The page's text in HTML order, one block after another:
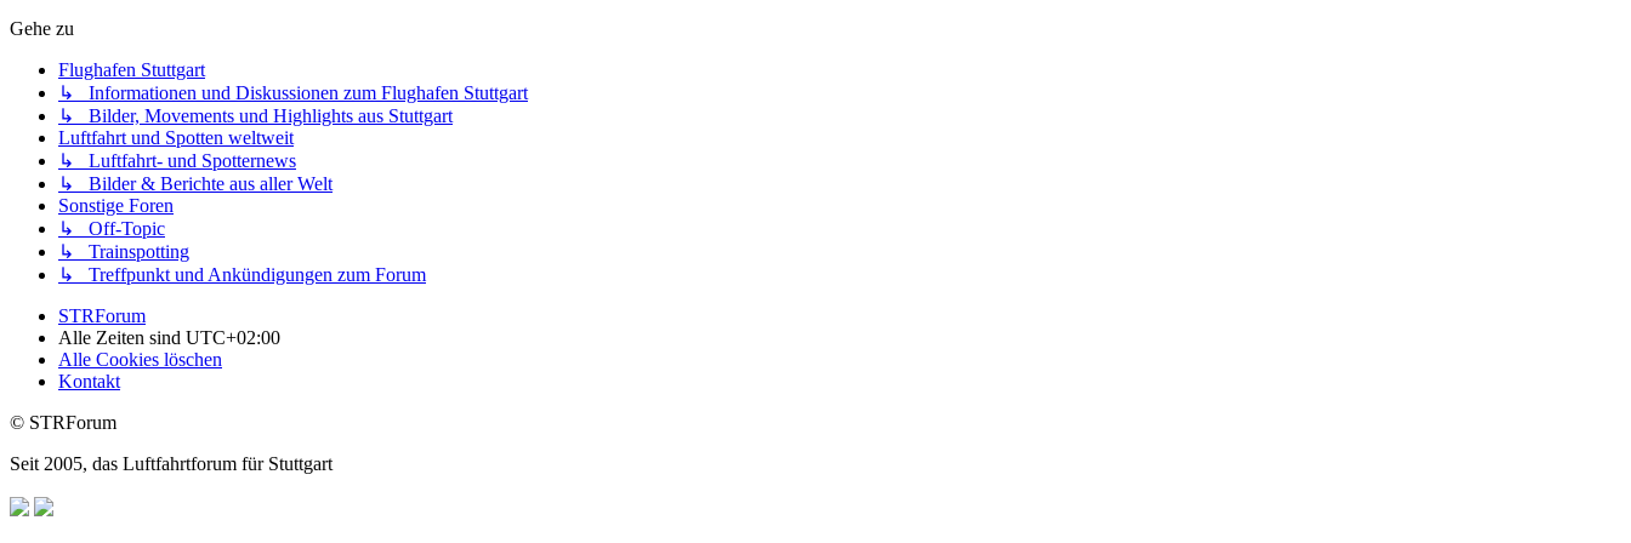
Gehe zu
Flughafen Stuttgart
↳ Informationen und Diskussionen zum Flughafen Stuttgart
↳ Bilder, Movements und Highlights aus Stuttgart
Luftfahrt und Spotten weltweit
↳ Luftfahrt- und Spotternews
↳ Bilder & Berichte aus aller Welt
Sonstige Foren
↳ Off-Topic
↳ Trainspotting
↳ Treffpunkt und Ankündigungen zum Forum
STRForum
Alle Zeiten sind UTC+02:00
Alle Cookies löschen
Kontakt
© STRForum
Seit 2005, das Luftfahrtforum für Stuttgart